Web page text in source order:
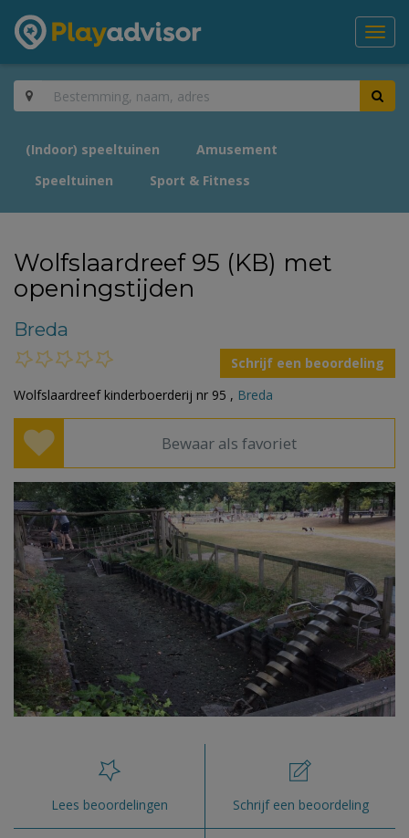
(Indoor) speeltuinen
Amusement
Speeltuinen
Sport & Fitness
Wolfslaardreef 95 (KB) met
openingstijden
Breda
Schrijf een beoordeling
Wolfslaardreef kinderboerderij nr 95 , Breda
Bewaar als favoriet
Lees beoordelingen Schrijf een beoordeling